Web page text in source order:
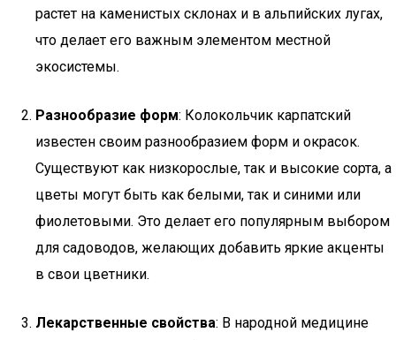
растет на каменистых склонах и в альпийских лугах,
что делает его важным элементом местной
экосистемы.
Разнообразие форм: Колокольчик карпатский
известен своим разнообразием форм и окрасок.
Существуют как низкорослые, так и высокие сорта, а
цветы могут быть как белыми, так и синими или
фиолетовыми. Это делает его популярным выбором
для садоводов, желающих добавить яркие акценты
в свои цветники.
Лекарственные свойства: В народной медицине